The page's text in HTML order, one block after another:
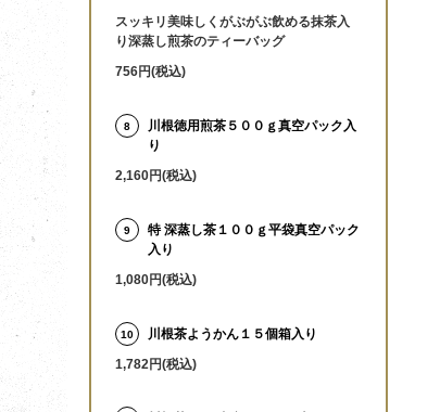
スッキリ美味しくがぶがぶ飲める抹茶入
り深蒸し煎茶のティーバッグ
756円(税込)
8
川根徳用煎茶５００ｇ真空パック入
り
2,160円(税込)
9
特 深蒸し茶１００ｇ平袋真空パック
入り
1,080円(税込)
10
川根茶ようかん１５個箱入り
1,782円(税込)